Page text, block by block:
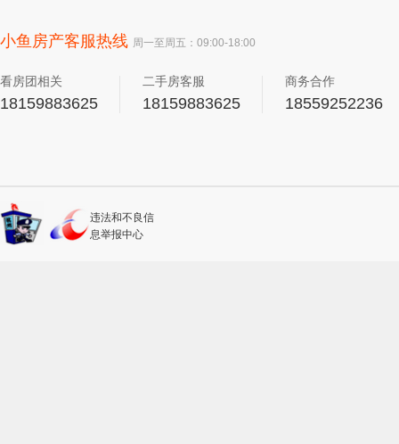
小鱼房产客服热线 周一至周五：09:00-18:00
看房团相关
18159883625
二手房客服
18159883625
商务合作
18559252236
违法和不良信
息举报中心